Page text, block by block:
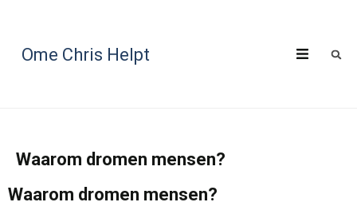
Ome Chris Helpt
Waarom dromen mensen?
Waarom dromen mensen?